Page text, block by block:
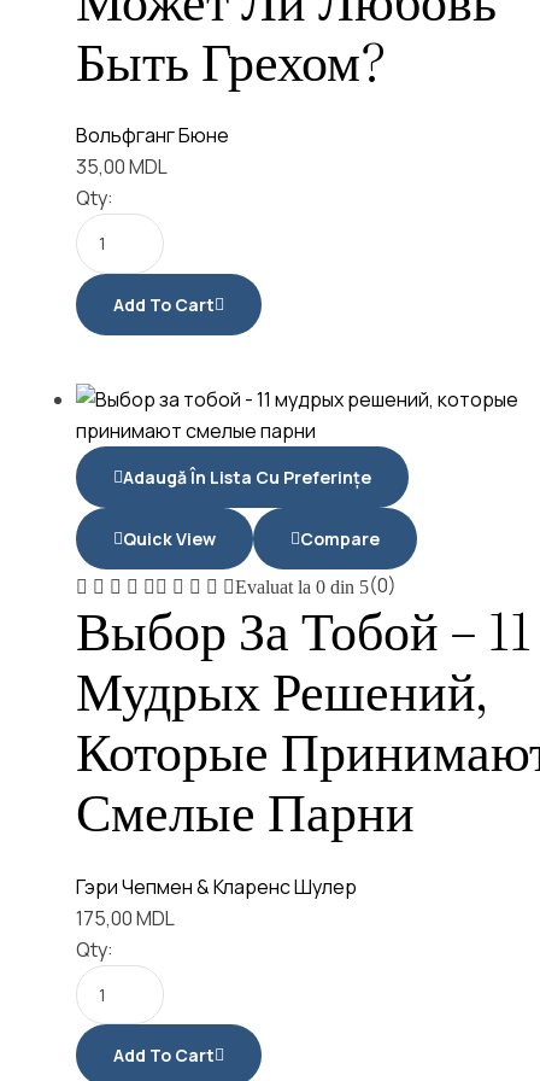
Быть Грехом?
Вольфганг Бюне
35,00MDL
Qty:
Add To Cart
Adaugă În Lista Cu Preferințe
Quick View Compare
Evaluat la 0 din 5(0)
Выбор За Тобой – 11
Мудрых Решений,
Которые
Смелые Парни
Гэри Чепмен & Кларенс Шулер
175,00MDL
Qty:
Add To Cart